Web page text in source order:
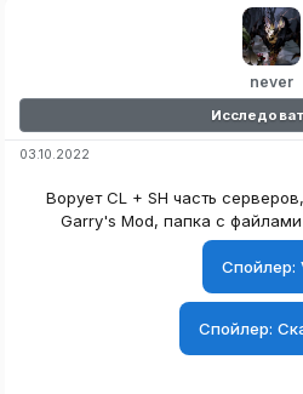
never
03.10.2022
Ворует CL + SH часть
Garry's Mod, папка с файлами
Спойлер:
Спойлер: